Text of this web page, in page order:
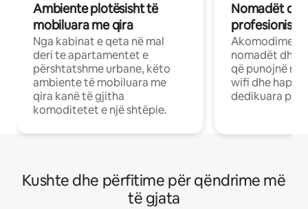
Ambiente plotësisht të
mobiluara me qira
Nga kabinat e qeta në mal
deri te apartamentet e
përshtatshme urbane, këto
ambiente të mobiluara me
qira kanë të gjitha
komoditetet e një shtëpie.
Nomadët
Akomodime
nomadët dhe
që punojnë në
wifi dhe
dedikuara
Kushte dhe përfitime për qëndrime më
të gjata